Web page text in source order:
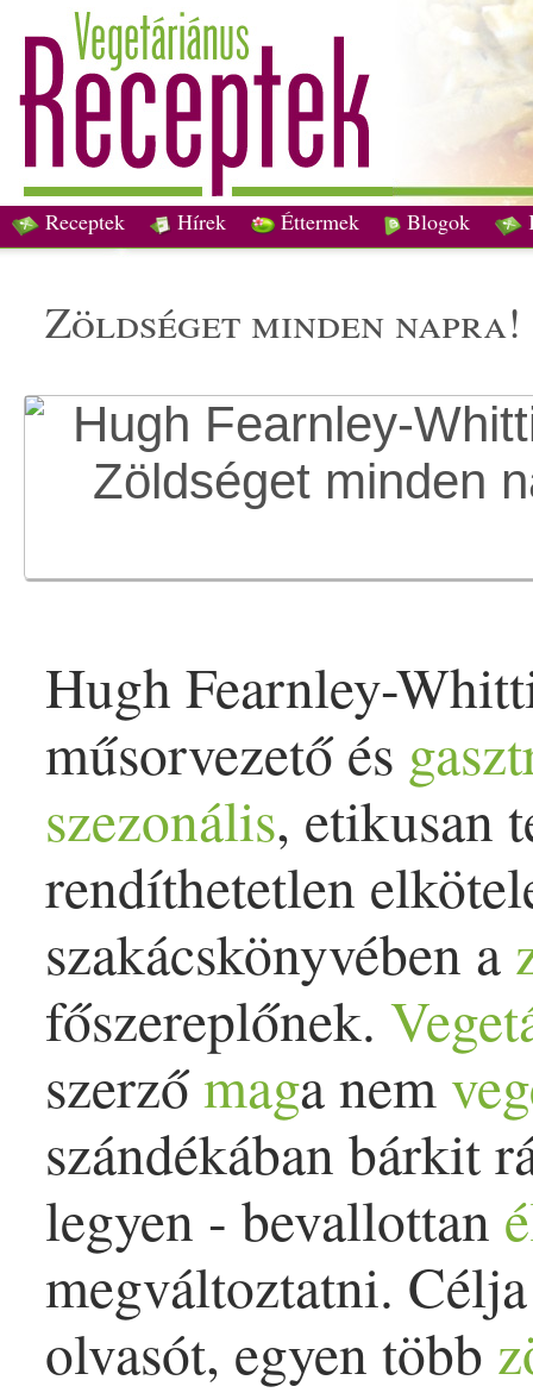
Receptek Hírek Éttermek Blogok
zöldséget minden napra!
Hugh Fearnley-
műsorvezető és
szezonális, etikusan
rendíthetetlen
szakácskönyvében a
főszereplőnek.
szerzőmaga nem
szándékában bárkit
legyen - bevallottan
megváltoztatni.
olvasót, egyen több